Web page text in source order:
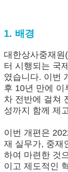
1. 배경
대한상사중재
터 시행되는 국
였습니다. 이번
후 10년 만에 이
차 전반에 걸쳐
성까지 함께 제
이번 개편은
재 실무가, 중재
하여 마련한 것
이고 제도적인